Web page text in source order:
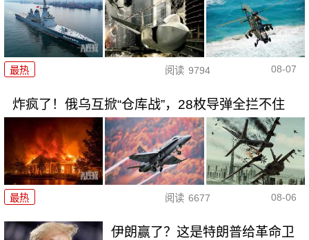
最热 阅读 9794 08-07
炸疯了！俄乌互掀“仓库战”，28枚导弹全拦不住
最热 阅读 6677 08-06
伊朗赢了？这是特朗普给革命卫